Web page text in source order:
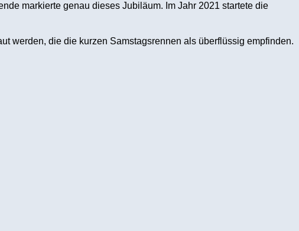
markierte genau dieses Jubiläum. Im Jahr 2021 startete die
werden, die die kurzen Samstagsrennen als überflüssig empfinden.